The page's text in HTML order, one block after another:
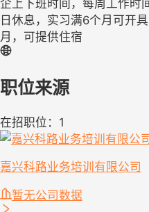
企上下班时间，每周工作时
日休息，实习满6个月可开
月，可提供住宿
职位来源
在招职位：1
嘉兴科路业务培训有限公司
暂无公司数据